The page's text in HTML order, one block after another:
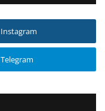
Instagram
Telegram